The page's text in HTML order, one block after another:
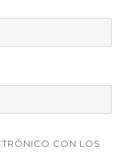
CON LOS